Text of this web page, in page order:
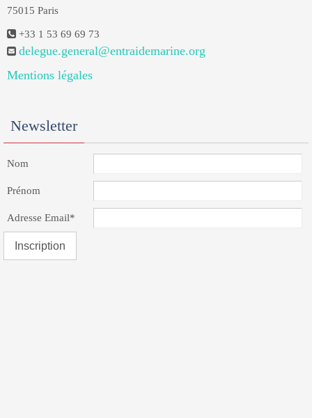
75015 Paris
+33 1 53 69 69 73
delegue.general@entraidemarine.org
Mentions légales
Newsletter
Nom
Prénom
Adresse Email*